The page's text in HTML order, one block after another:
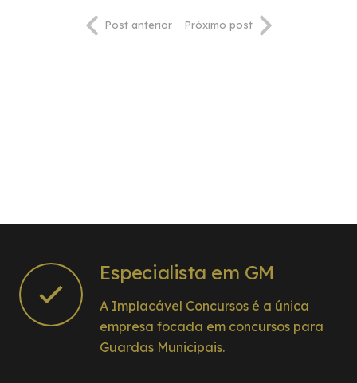
Post anterior Próximo post
Especialista em GM
A Implacável Concursos é a única
empresa focada em concursos para
Guardas Municipais.